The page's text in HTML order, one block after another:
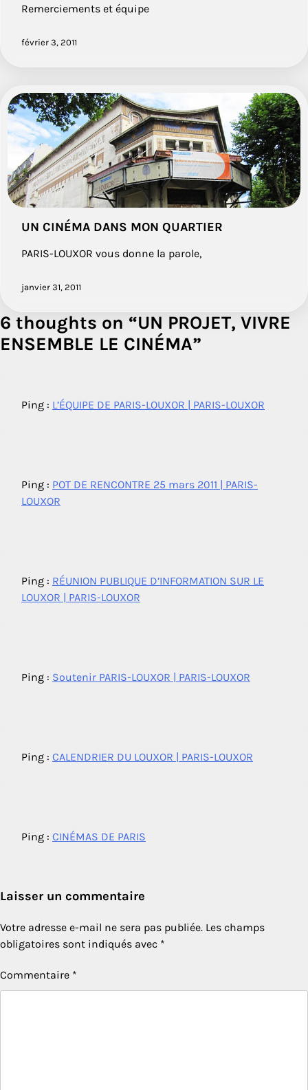
Remerciements et équipe
février 3, 2011
UN CINÉMA DANS MON QUARTIER
PARIS-LOUXOR vous donne la parole,
janvier 31, 2011
6 thoughts on “UN PROJET, VIVRE
ENSEMBLE LE CINÉMA”
Ping : L’ÉQUIPE DE PARIS-LOUXOR | PARIS-LOUXOR
Ping : POT DE RENCONTRE 25 mars 2011 | PARIS-
LOUXOR
Ping : RÉUNION PUBLIQUE D’INFORMATION SUR LE
LOUXOR | PARIS-LOUXOR
Ping : Soutenir PARIS-LOUXOR | PARIS-LOUXOR
Ping : CALENDRIER DU LOUXOR | PARIS-LOUXOR
Ping : CINÉMAS DE PARIS
Laisser un commentaire
Votre adresse e-mail ne sera pas publiée. Les champs
obligatoires sont indiqués avec *
Commentaire *